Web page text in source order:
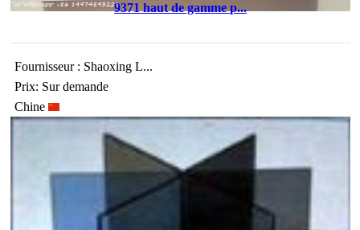
9371 haut de gamme p...
Fournisseur : Shaoxing L...
Prix: Sur demande
Chine